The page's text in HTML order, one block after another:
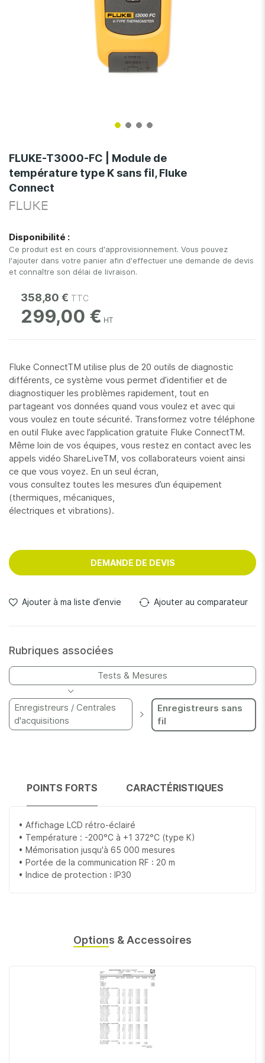
to
the
beginning
of
the
FLUKE-T3000-FC | Module de
température type K sans fil, Fluke
Connect
FLUKE
Disponibilité :
Ce produit est en cours d'approvisionnement. Vous pouvez
l'ajouter dans votre panier afin d'effectuer une demande de devis
et connaître son délai de livraison.
358,80 €
299,00 €
Fluke ConnectTM utilise plus de 20 outils de diagnostic
différents, ce système vous permet d’identifier et de
diagnostiquer les problèmes rapidement, tout en
partageant vos données quand vous voulez et avec qui
vous voulez en toute sécurité. Transformez votre téléphone
en outil Fluke avec l’application gratuite Fluke ConnectTM.
Même loin de vos équipes, vous restez en contact avec les
appels vidéo ShareLiveTM, vos collaborateurs voient ainsi
ce que vous voyez. En un seul écran,
vous consultez toutes les mesures d’un équipement
(thermiques, mécaniques,
électriques et vibrations).
DEMANDE DE DEVIS
Ajouter à ma liste d’envie Ajouter au comparateur
Rubriques associées
Tests & Mesures
Enregistreurs / Centrales
d'acquisitions
Enregistreurs sans
fil
POINTS FORTS CARACTÉRISTIQUES
• Affichage LCD rétro-éclairé
• Température : -200°C à +1 372°C (type K)
• Mémorisation jusqu'à 65 000 mesures
• Portée de la communication RF : 20 m
• Indice de protection : IP30
Options & Accessoires